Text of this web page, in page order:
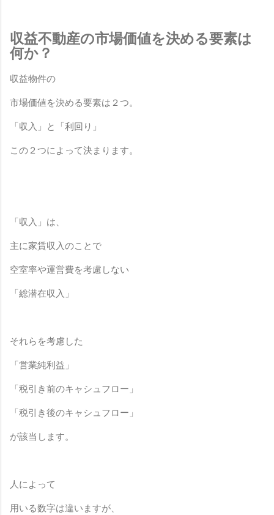
収益不動産の市場価値を決める要素は
何か？
収益物件の
市場価値を決める要素は２つ。
「収入」と 「利回り」
この２つによって決まります。
「収入」は、
主に家賃収入のことで
空室率や運営費を考慮しない
「総潜在収入」
それらを考慮した
「営業純利益」
「税引き前のキャシュフロー」
「税引き後のキャシュフロー」
が該当します。
人によって
用いる数字は違いますが、